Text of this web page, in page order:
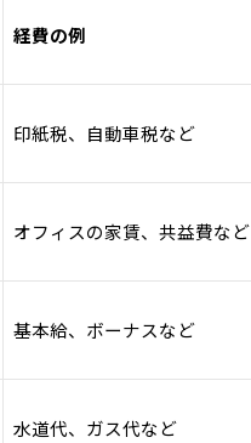
経費の例
印紙税、自動車税など
オフィスの家賃、共益費など
基本給、ボーナスなど
水道代、ガス代など